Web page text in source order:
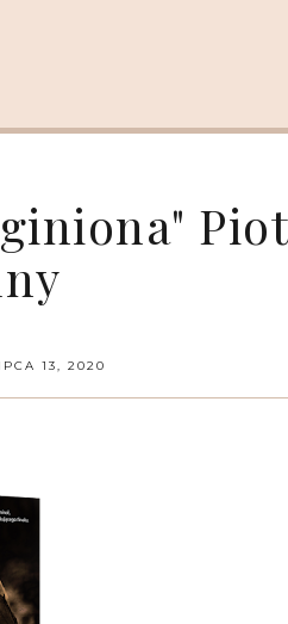
13, 2020